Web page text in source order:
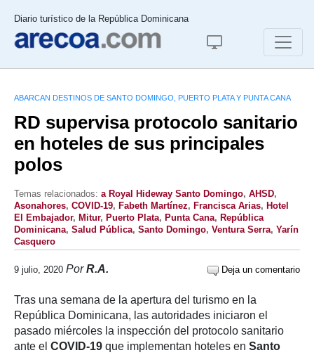
Diario turístico de la República Dominicana
ABARCAN DESTINOS DE SANTO DOMINGO, PUERTO PLATA Y PUNTA CANA
RD supervisa protocolo sanitario
en hoteles de sus principales
polos
Temas relacionados: a Royal Hideway Santo Domingo, AHSD,
Asonahores, COVID-19, Fabeth Martínez, Francisca Arias, Hotel
El Embajador, Mitur, Puerto Plata, Punta Cana, República
Dominicana, Salud Pública, Santo Domingo, Ventura Serra, Yarín
Casquero
9 julio, 2020 PorR.A. Deja un comentario
Tras una semana de la apertura del turismo en la
República Dominicana, las autoridades iniciaron el
pasado miércoles la inspección del protocolo sanitario
ante el COVID-19 que implementan hoteles en Santo